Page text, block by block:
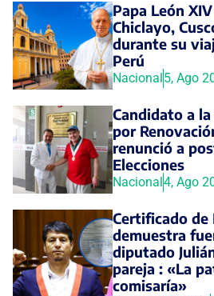
Papa León
Chiclayo,
durante su
Perú
Nacional 5, Ago
Candidato a
por
renunció a
Elecciones
Nacional 4, Ago
Certificado de
demuestra
diputado
pareja : «La
comisaría»